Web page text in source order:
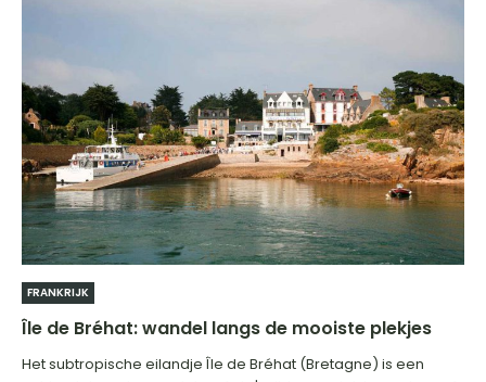
FRANKRIJK
Île de Bréhat: wandel langs de mooiste plekjes
Het subtropische eilandje Île de Bréhat (Bretagne) is een